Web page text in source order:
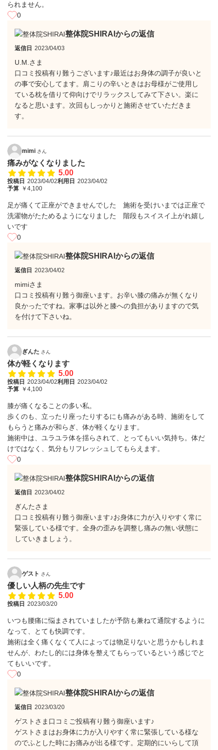
られません。
0
整体院SHIRAIからの返信
返信日 2023/04/03
U.M.さま
口コミ投稿有り難うございます♪最近はお身体の調子が良いと
の事で安心してます。肩こりの辛いときはお母様がご使用し
ている枕を借りて仰向けでリラックスしてみて下さい。楽に
なると思います。次回もしっかりと施術させていただきま
す。
mimi さん
痛みがなくなりました
5.00
投稿日 2023/04/02利用日 2023/04/02
予算 ￥4,100
足が痛くて正座ができませんでした 施術を受けいまでは正座で
洗濯物がたためるようになりました 階段もスイスイ上がれ嬉し
いです
0
整体院SHIRAIからの返信
返信日 2023/04/02
mimiさま
口コミ投稿有り難う御座います。お辛い膝の痛みが無くなり
良かったですね。家事は以外と膝への負担がありますので気
を付けて下さいね。
ぎんた さん
体が軽くなります
5.00
投稿日 2023/04/02利用日 2023/04/02
予算 ￥4,100
膝が痛くなることの多い私。
歩くのも、立ったり座ったりするにも痛みがある時、施術をして
もらうと痛みが和らぎ、体が軽くなります。
施術中は、ユラユラ体を揺らされて、とってもいい気持ち。体だ
けではなく、気分もリフレッシュしてもらえます。
0
整体院SHIRAIからの返信
返信日 2023/04/02
ぎんたさま
口コミ投稿有り難う御座います♪お身体に力が入りやすく常に
緊張している様です。全身の歪みを調整し痛みの無い状態に
していきましょう。
ゲスト さん
優しい人柄の先生です
5.00
投稿日 2023/03/20
いつも腰痛に悩まされていましたが予防も兼ねて通院するように
なって、とても快調です。
施術は全く痛くなくて人によっては物足りないと思うかもしれま
せんが、わたし的には身体を整えてもらっているという感じでと
てもいいです。
0
整体院SHIRAIからの返信
返信日 2023/03/20
ゲストさま口コミご投稿有り難う御座います♪
ゲストさまはお身体に力が入りやすく常に緊張している様な
のでふとした時にお痛みが出る様です。定期的にいらして頂